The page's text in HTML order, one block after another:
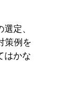
定、
策例を
はかな